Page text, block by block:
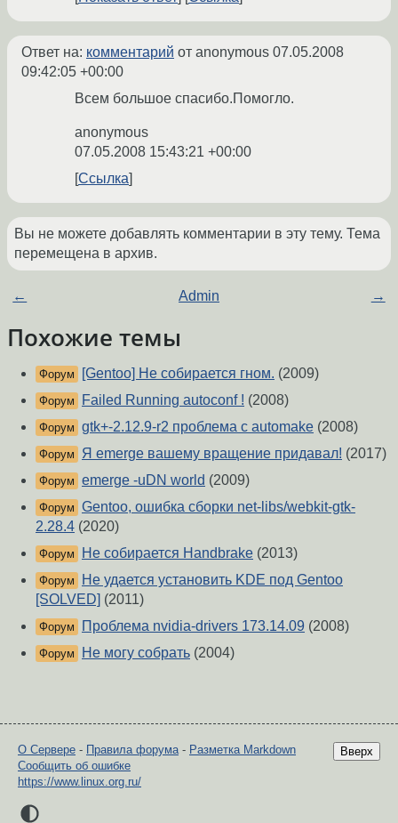
Ответ на: комментарий от anonymous 07.05.2008
09:42:05 +00:00
Всем большое спасибо.Помогло.
anonymous
07.05.2008 15:43:21 +00:00
Ссылка
Вы не можете добавлять комментарии в эту тему. Тема
перемещена в архив.
← Admin →
Похожие темы
Форум [Gentoo] Не собирается гном. (2009)
Форум Failed Running autoconf ! (2008)
Форум gtk+-2.12.9-r2 проблема с automake (2008)
Форум Я emerge вашему вращение придавал! (2017)
Форум emerge -uDN world (2009)
Форум Gentoo, ошибка сборки net-libs/webkit-gtk-
2.28.4 (2020)
Форум Не собирается Handbrake (2013)
Форум
Не удается установить KDE под Gentoo
[SOLVED] (2011)
Форум Проблема nvidia-drivers 173.14.09 (2008)
Форум Не могу собрать (2004)
Вверх
О Сервере - Правила форума- Разметка Markdown
Сообщить об ошибке
https://www.linux.org.ru/